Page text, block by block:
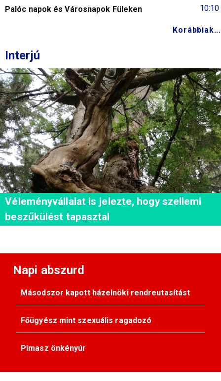
10:10
Palóc napok és Városnapok Füleken
Korábbiak...
Interjú
Véleményvállalat is jelezte, hogy szellemi
beszűkülést tapasztal
Napi abszurd
Másodszor kapott házelnöki rendreutasítást
Főügyész mint szexuális ragadozó
Pimasz önkényúr